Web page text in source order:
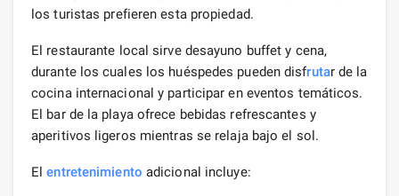
los turistas prefieren esta propiedad.
El restaurante local sirve desayuno buffet y cena,
durante los cuales los huéspedes pueden disfrutar de la
cocina internacional y participar en eventos temáticos.
El bar de la playa ofrece bebidas refrescantes y
aperitivos ligeros mientras se relaja bajo el sol.
Elentretenimiento adicional incluye: